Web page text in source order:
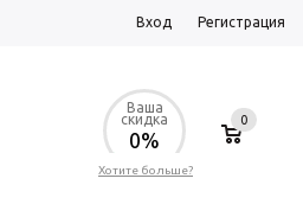
Вход Регистрация
Ваша
скидка
0%
Хотите больше?
0